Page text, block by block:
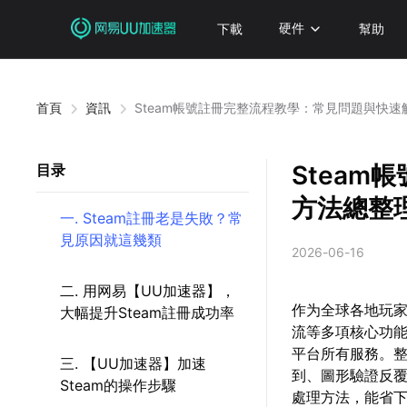
下載 硬件 幫助
首頁 資訊 Steam帳號註冊完整流程教學：常見問題與快速
目录
一. Steam註冊老是失敗？常
見原因就這幾類
二. 用网易【UU加速器】，
大幅提升Steam註冊成功率
三. 【UU加速器】加速
Steam的操作步驟
Steam帳
方法總整
2026-06-16
作为全球各地玩
流等多項核心功
平台所有服務。
到、圖形驗證反
處理方法，能省